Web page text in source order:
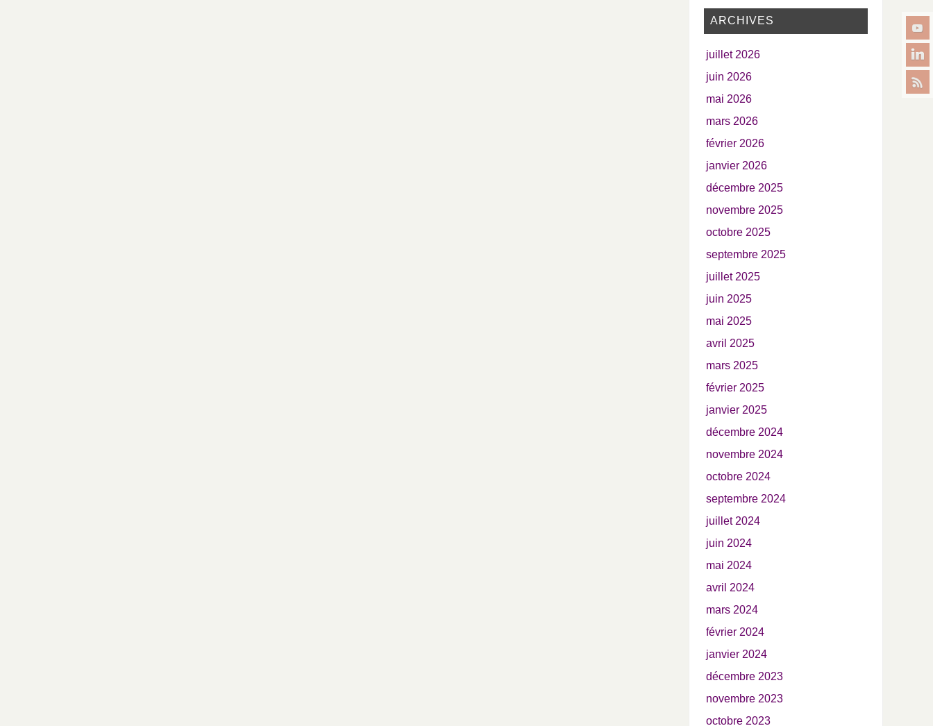
ARCHIVES
juillet 2026
juin 2026
mai 2026
mars 2026
février 2026
janvier 2026
décembre 2025
novembre 2025
octobre 2025
septembre 2025
juillet 2025
juin 2025
mai 2025
avril 2025
mars 2025
février 2025
janvier 2025
décembre 2024
novembre 2024
octobre 2024
septembre 2024
juillet 2024
juin 2024
mai 2024
avril 2024
mars 2024
février 2024
janvier 2024
décembre 2023
novembre 2023
octobre 2023